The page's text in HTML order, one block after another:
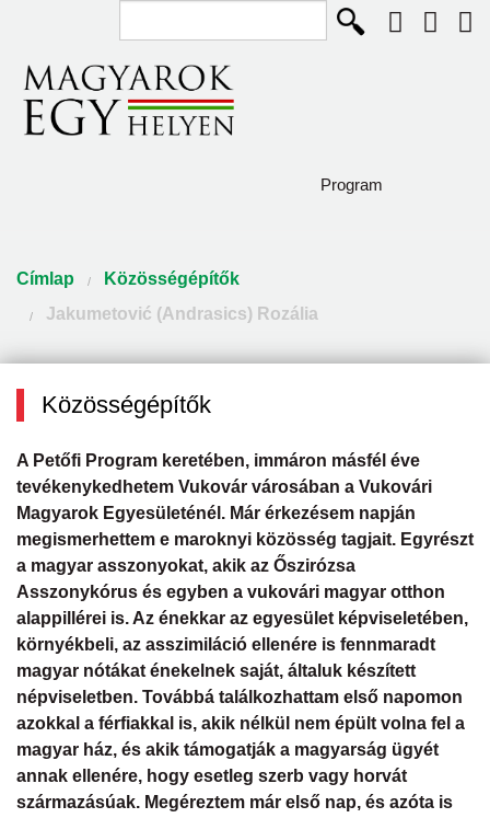
Program
Partnereink
Jelenlegi hely
Címlap
Közösségépítők
Jakumetović (Andrasics) Rozália
Közösségépítők
A Petőfi Program keretében, immáron másfél éve
tevékenykedhetem Vukovár városában a Vukovári
Magyarok Egyesületénél. Már érkezésem napján
megismerhettem e maroknyi közösség tagjait. Egyrészt
a magyar asszonyokat, akik az Őszirózsa
Asszonykórus és egyben a vukovári magyar otthon
alappillérei is. Az énekkar az egyesület képviseletében,
környékbeli, az asszimiláció ellenére is fennmaradt
magyar nótákat énekelnek saját, általuk készített
népviseletben. Továbbá találkozhattam első napomon
azokkal a férfiakkal is, akik nélkül nem épült volna fel a
magyar ház, és akik támogatják a magyarság ügyét
annak ellenére, hogy esetleg szerb vagy horvát
származásúak. Megéreztem már első nap, és azóta is